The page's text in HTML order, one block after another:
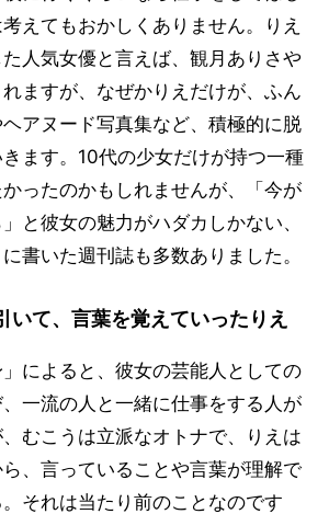
えてもおかしくありません。りえ
人気女優と言えば、観月ありさや
ますが、なぜかりえだけが、ふん
アヌード写真集など、積極的に脱
ます。10代の少女だけが持つ一種
ったのかもしれませんが、「今が
と彼女の魅力がハダカしかない、
書いた週刊誌も多数ありました。
いて、言葉を覚えていったりえ
によると、彼女の芸能人としての
一流の人と一緒に仕事をする人が
むこうは立派なオトナで、りえは
、言っていることや言葉が理解で
それは当たり前のことなのです